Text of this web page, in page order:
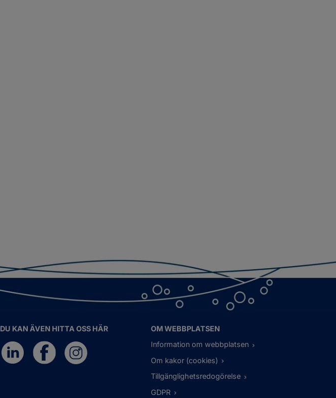
DU KAN ÄVEN HITTA OSS HÄR
OM WEBBPLATSEN
Information om webbplatsen
Om kakor (cookies)
Tillgänglighetsredogörelse
GDPR